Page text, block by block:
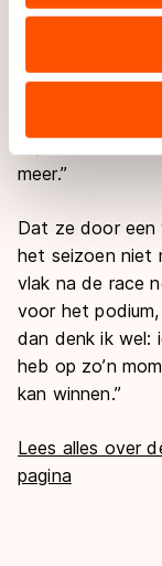
combineren met
verstrekt of die
Sommige
landen buiten de
adequaat
Door op
Juist daarom
tellen. En als je
Ik baalde al
31,8 reed en
meer.”
Dat ze door
het seizoen niet
vlak na de race
voor het
dan denk ik wel:
heb op zo’n
kan winnen.”
Lees alles over
pagina